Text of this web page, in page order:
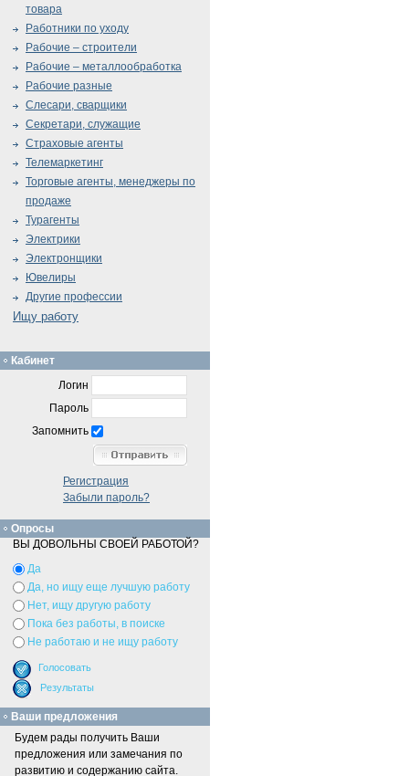
товара
Работники по уходу
Рабочие – строители
Рабочие – металлообработка
Рабочие разные
Слесари, сварщики
Секретари, служащие
Страховые агенты
Телемаркетинг
Торговые агенты, менеджеры по
продаже
Турагенты
Электрики
Электронщики
Ювелиры
Другие профессии
Ищу работу
Кабинет
Логин
Пароль
Запомнить
Регистрация
Забыли пароль?
Опросы
ВЫ ДОВОЛЬНЫ СВОЕЙ РАБОТОЙ?
Да
Да, но ищу еще лучшую работу
Нет, ищу другую работу
Пока без работы, в поиске
Не работаю и не ищу работу
Ваши предложения
Будем рады получить Ваши
предложения или замечания по
развитию и содержанию сайта.